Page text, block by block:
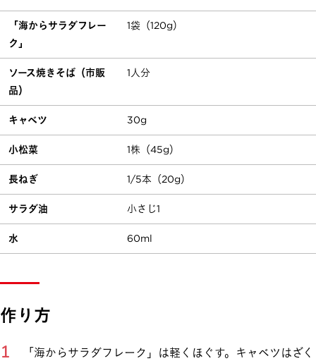
「海からサラダフレー
ク」
1袋（120g）
ソース焼きそば（市販
品）
1人分
キャベツ 30g
小松菜 1株（45g）
長ねぎ 1/5本（20g）
サラダ油 小さじ1
水 60ml
作り方
「海からサラダフレーク」は軽くほぐす。キャベツはざく